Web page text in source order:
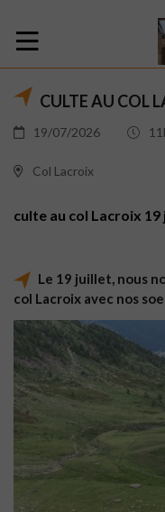
CULTE AU COL
19/07/2026
Col Lacroix
culte au col Lacroix 19
Le 19 juillet, nous
col Lacroix avec nos